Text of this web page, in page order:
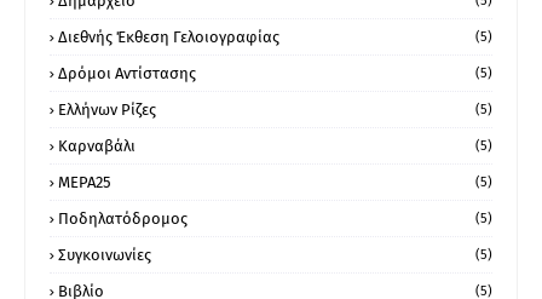
Διεθνής Έκθεση Γελοιογραφίας (5)
Δρόμοι Αντίστασης (5)
Ελλήνων Ρίζες (5)
Καρναβάλι (5)
ΜΕΡΑ25 (5)
Ποδηλατόδρομος (5)
Συγκοινωνίες (5)
Βιβλίο (5)